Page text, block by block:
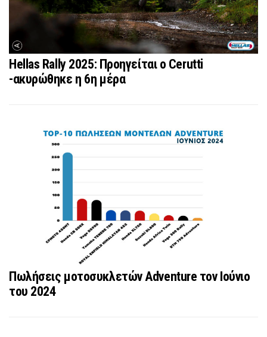
Hellas Rally 2025: Προηγείται ο Cerutti
-ακυρώθηκε η 6η μέρα
Πωλήσεις μοτοσυκλετών Adventure τον Ιούνιο
του 2024